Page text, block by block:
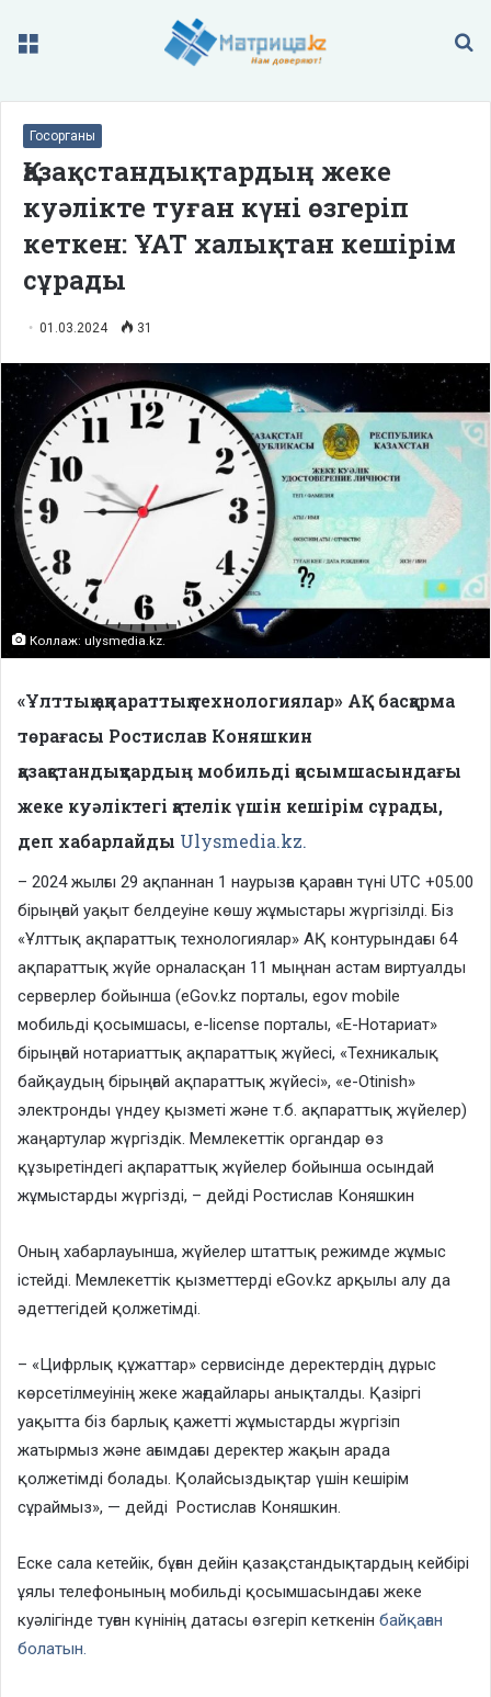
Меню
Госорганы
Қазақстандықтардың жеке
куәлікте туған күні өзгеріп
кеткен: ҰАТ халықтан кешірім
сұрады
01.03.2024 31
Коллаж: ulysmedia.kz.
«Ұлттық ақпараттық технологиялар» АҚ басқарма
төрағасы Ростислав Коняшкин
қазақстандықтардың мобильді қосымшасындағы
жеке куәліктегі қателік үшін кешірім сұрады,
деп хабарлайды Ulysmedia.kz.
– 2024 жылғы 29 ақпаннан 1 наурызға қараған түні UTC +05.00
бірыңғай уақыт белдеуіне көшу жұмыстары жүргізілді. Біз
«Ұлттық ақпараттық технологиялар» АҚ контурындағы 64
ақпараттық жүйе орналасқан 11 мыңнан астам виртуалды
серверлер бойынша (eGov.kz порталы, egov mobile
мобильді қосымшасы, e-license порталы, «Е-Нотариат»
бірыңғай нотариаттық ақпараттық жүйесі, «Техникалық
байқаудың бірыңғай ақпараттық жүйесі», «e-Otinish»
электронды үндеу қызметі және т.б. ақпараттық жүйелер)
жаңартулар жүргіздік. Мемлекеттік органдар өз
құзыретіндегі ақпараттық жүйелер бойынша осындай
жұмыстарды жүргізді, – дейді Ростислав Коняшкин
Оның хабарлауынша, жүйелер штаттық режимде жұмыс
істейді. Мемлекеттік қызметтерді eGov.kz арқылы алу да
әдеттегідей қолжетімді.
– «Цифрлық құжаттар» сервисінде деректердің дұрыс
көрсетілмеуінің жеке жағдайлары анықталды. Қазіргі
уақытта біз барлық қажетті жұмыстарды жүргізіп
жатырмыз және ағымдағы деректер жақын арада
қолжетімді болады. Қолайсыздықтар үшін кешірім
сұраймыз», — дейді Ростислав Коняшкин.
Еске сала кетейік, бұған дейін қазақстандықтардың кейбірі
ұялы телефонының мобильді қосымшасындағы жеке
куәлігінде туған күнінің датасы өзгеріп кеткенін байқаған
болатын.